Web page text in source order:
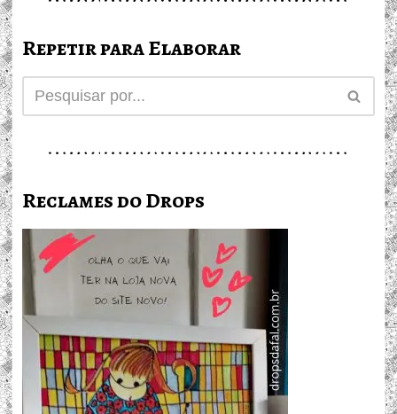
Repetir para Elaborar
Reclames do Drops